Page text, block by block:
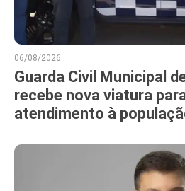
06/08/2026
Guarda Civil Municipal
recebe nova viatura
atendimento à